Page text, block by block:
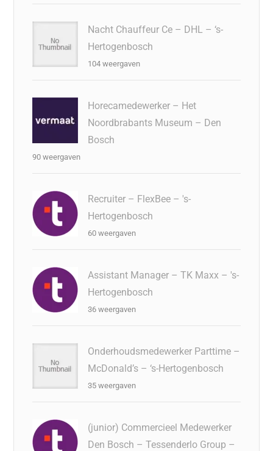
Nacht Chauffeur Ce – DHL – ‘s-
Hertogenbosch
104 weergaven
Horecamedewerker – Het
Noordbrabants Museum – Den
Bosch
90 weergaven
Recruiter – FlexBee – 's-
Hertogenbosch
60 weergaven
Assistant Manager – TK Maxx – 's-
Hertogenbosch
36 weergaven
Onderhoudsmedewerker Parttime –
McDonald’s – ‘s-Hertogenbosch
35 weergaven
(junior) Commercieel Medewerker
Den Bosch – Tessenderlo Group –